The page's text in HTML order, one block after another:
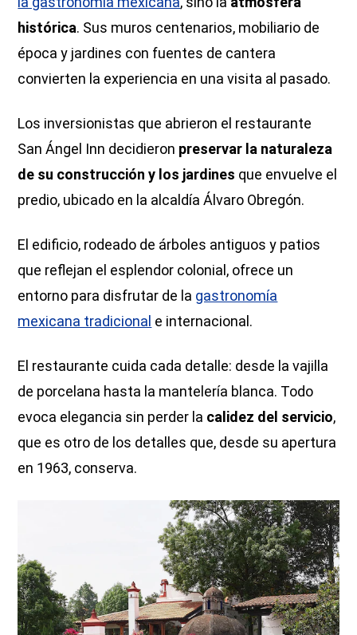
histórica. Sus muros centenarios, mobiliario de
época y jardines con fuentes de cantera
convierten la experiencia en una visita al pasado.
Los inversionistas que abrieron el restaurante
San Ángel Inn decidieron preservar la naturaleza
de su construcción y los jardines que envuelve el
predio, ubicado en la alcaldía Álvaro Obregón.
El edificio, rodeado de árboles antiguos y patios
que reflejan el esplendor colonial, ofrece un
entorno para disfrutar de la gastronomía
mexicana tradicional e internacional.
El restaurante cuida cada detalle: desde la vajilla
de porcelana hasta la mantelería blanca. Todo
evoca elegancia sin perder la calidez del servicio,
que es otro de los detalles que, desde su apertura
en 1963, conserva.